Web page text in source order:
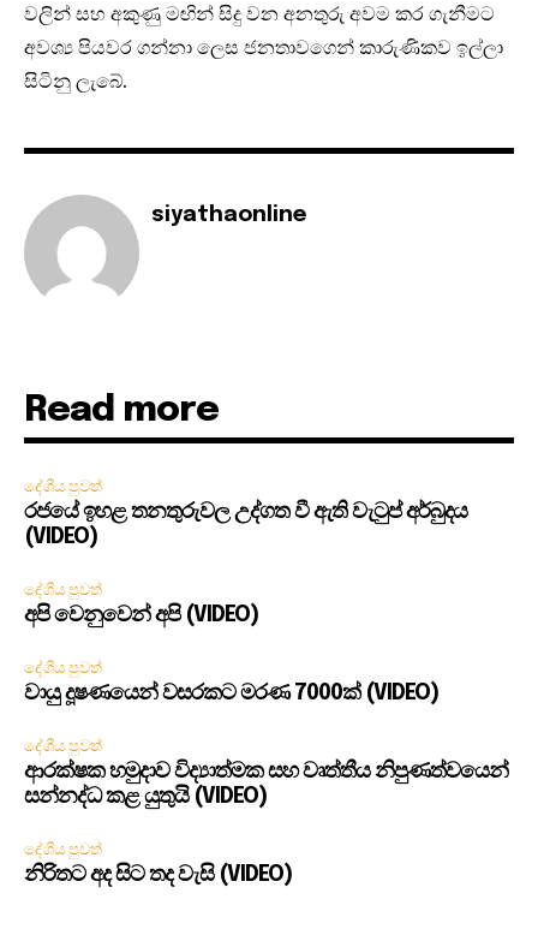
වලින් සහ අකුණු මඟින් සිදු වන අනතුරු අවම කර ගැනීමට
අවශ්‍ය පියවර ගන්නා ලෙස ජනතාවගෙන් කාරුණිකව ඉල්ලා
සිටිනු ලැබේ.
siyathaonline
Read more
දේශීය පුවත්
රජයේ ඉහළ තනතුරුවල උද්ගත වී ඇති වැටුප් අර්බුදය
(VIDEO)
දේශීය පුවත්
අපි වෙනුවෙන් අපි (VIDEO)
දේශීය පුවත්
වායු දූෂණයෙන් වසරකට මරණ 7000ක් (VIDEO)
දේශීය පුවත්
ආරක්ෂක හමුදාව විද්‍යාත්මක සහ වෘත්තීය නිපුණත්වයෙන්
සන්නද්ධ කළ යුතුයි (VIDEO)
දේශීය පුවත්
නිරිතට අද සිට තද වැසි (VIDEO)